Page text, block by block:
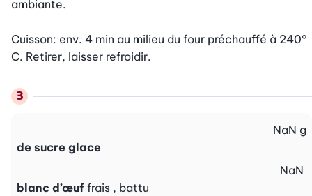
ambiante.
Cuisson: env. 4 min au milieu du four préchauffé à 240°
C. Retirer, laisser refroidir.
de sucre glace
NaN g
blanc d’œuf frais , battu
NaN